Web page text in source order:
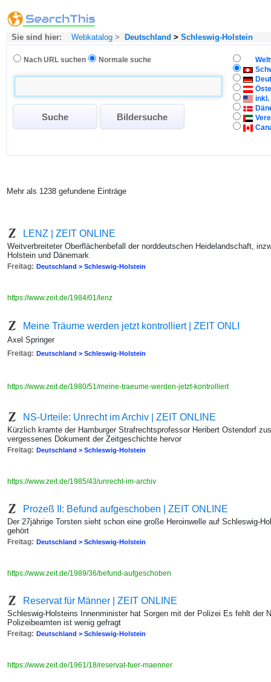
Sie sind hier: Webkatalog > Deutschland > Schleswig-Holstein
Nach URL suchen Normale suche
inkl.
Mehr als 1238 gefundene Einträge
LENZ | ZEIT ONLINE
Weitverbreiteter Oberflächenbefall der norddeutschen Heidelandschaft,
Holstein und Dänemark
Freitag: Deutschland > Schleswig-Holstein
https://www.zeit.de/1984/01/lenz
Meine Träume werden jetzt kontrolliert | ZEIT ONLI
Axel Springer
Freitag: Deutschland > Schleswig-Holstein
https://www.zeit.de/1980/51/meine-traeume-werden-jetzt-kontrolliert
NS-Urteile: Unrecht im Archiv | ZEIT ONLINE
Kürzlich kramte der Hamburger Strafrechtsprofessor Heribert Ostendorf
vergessenes Dokument der Zeitgeschichte hervor
Freitag: Deutschland > Schleswig-Holstein
https://www.zeit.de/1985/43/unrecht-im-archiv
Prozeß II: Befund aufgeschoben | ZEIT ONLINE
Der 27jährige Torsten sieht schon eine große Heroinwelle auf Schleswig-
gehört
Freitag: Deutschland > Schleswig-Holstein
https://www.zeit.de/1989/36/befund-aufgeschoben
Reservat für Männer | ZEIT ONLINE
Schleswig-Holsteins Innenminister hat Sorgen mit der Polizei Es fehlt der
Polizeibeamten ist wenig gefragt
Freitag: Deutschland > Schleswig-Holstein
https://www.zeit.de/1961/18/reservat-fuer-maenner